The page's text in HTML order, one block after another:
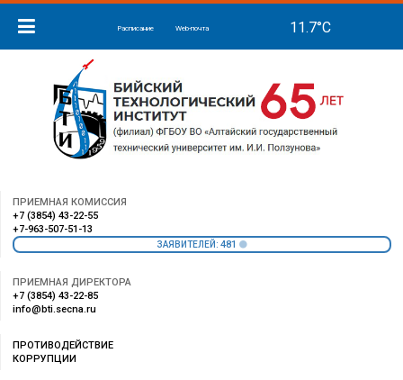
Расписание Web-почта
ПРИЕМНАЯ КОМИССИЯ
+7 (3854) 43-22-55
+7-963-507-51-13
ЗАЯВИТЕЛЕЙ: 481
ПРИЕМНАЯ ДИРЕКТОРА
+7 (3854) 43-22-85
info@bti.secna.ru
ПРОТИВОДЕЙСТВИЕ
КОРРУПЦИИ